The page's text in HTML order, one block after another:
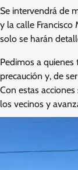
Se intervendrá de
y la calle
solo se harán
Pedimos a
precaución y, de
Con estas
los vecinos y